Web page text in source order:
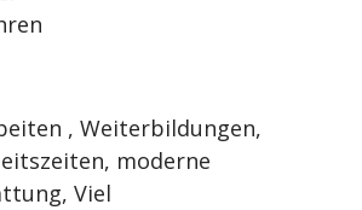
, Weiterbildungen,
moderne
Viel